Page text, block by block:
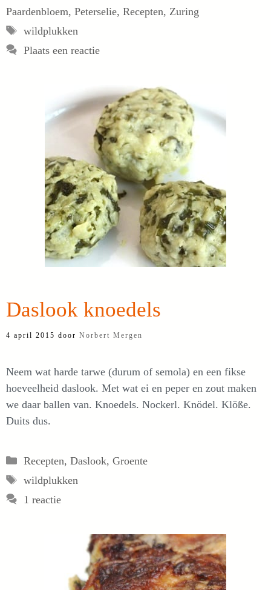
Paardenbloem, Peterselie, Recepten, Zuring
Tags
wildplukken
Plaats een reactie
Daslook knoedels
4 april 2015 door Norbert Mergen
Neem wat harde tarwe (durum of semola) en een fikse
hoeveelheid daslook. Met wat ei en peper en zout maken
we daar ballen van. Knoedels. Nockerl. Knödel. Klöße.
Duits dus.
Categorieën
Recepten, Daslook, Groente
Tags
wildplukken
1 reactie